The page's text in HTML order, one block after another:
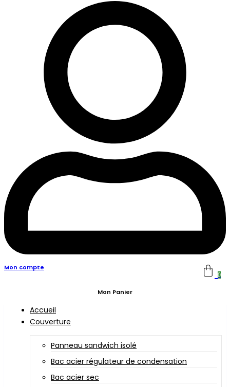
Mon compte
0
Mon Panier
Accueil
Couverture
Panneau sandwich isolé
Bac acier régulateur de condensation
Bac acier sec